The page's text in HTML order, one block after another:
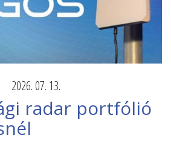
2026. 07. 13.
radar portfólió